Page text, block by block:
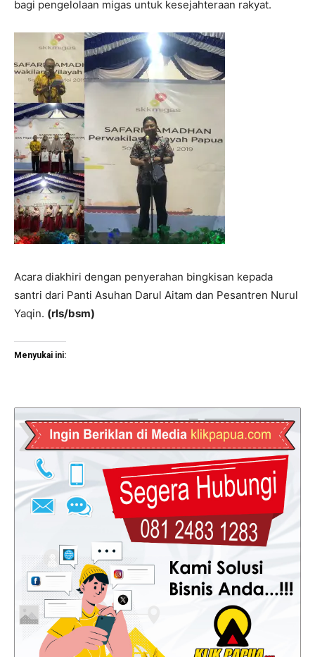
bagi pengelolaan migas untuk kesejahteraan rakyat.
Acara diakhiri dengan penyerahan bingkisan kepada
santri dari Panti Asuhan Darul Aitam dan Pesantren Nurul
Yaqin. (rls/bsm)
Menyukai ini: